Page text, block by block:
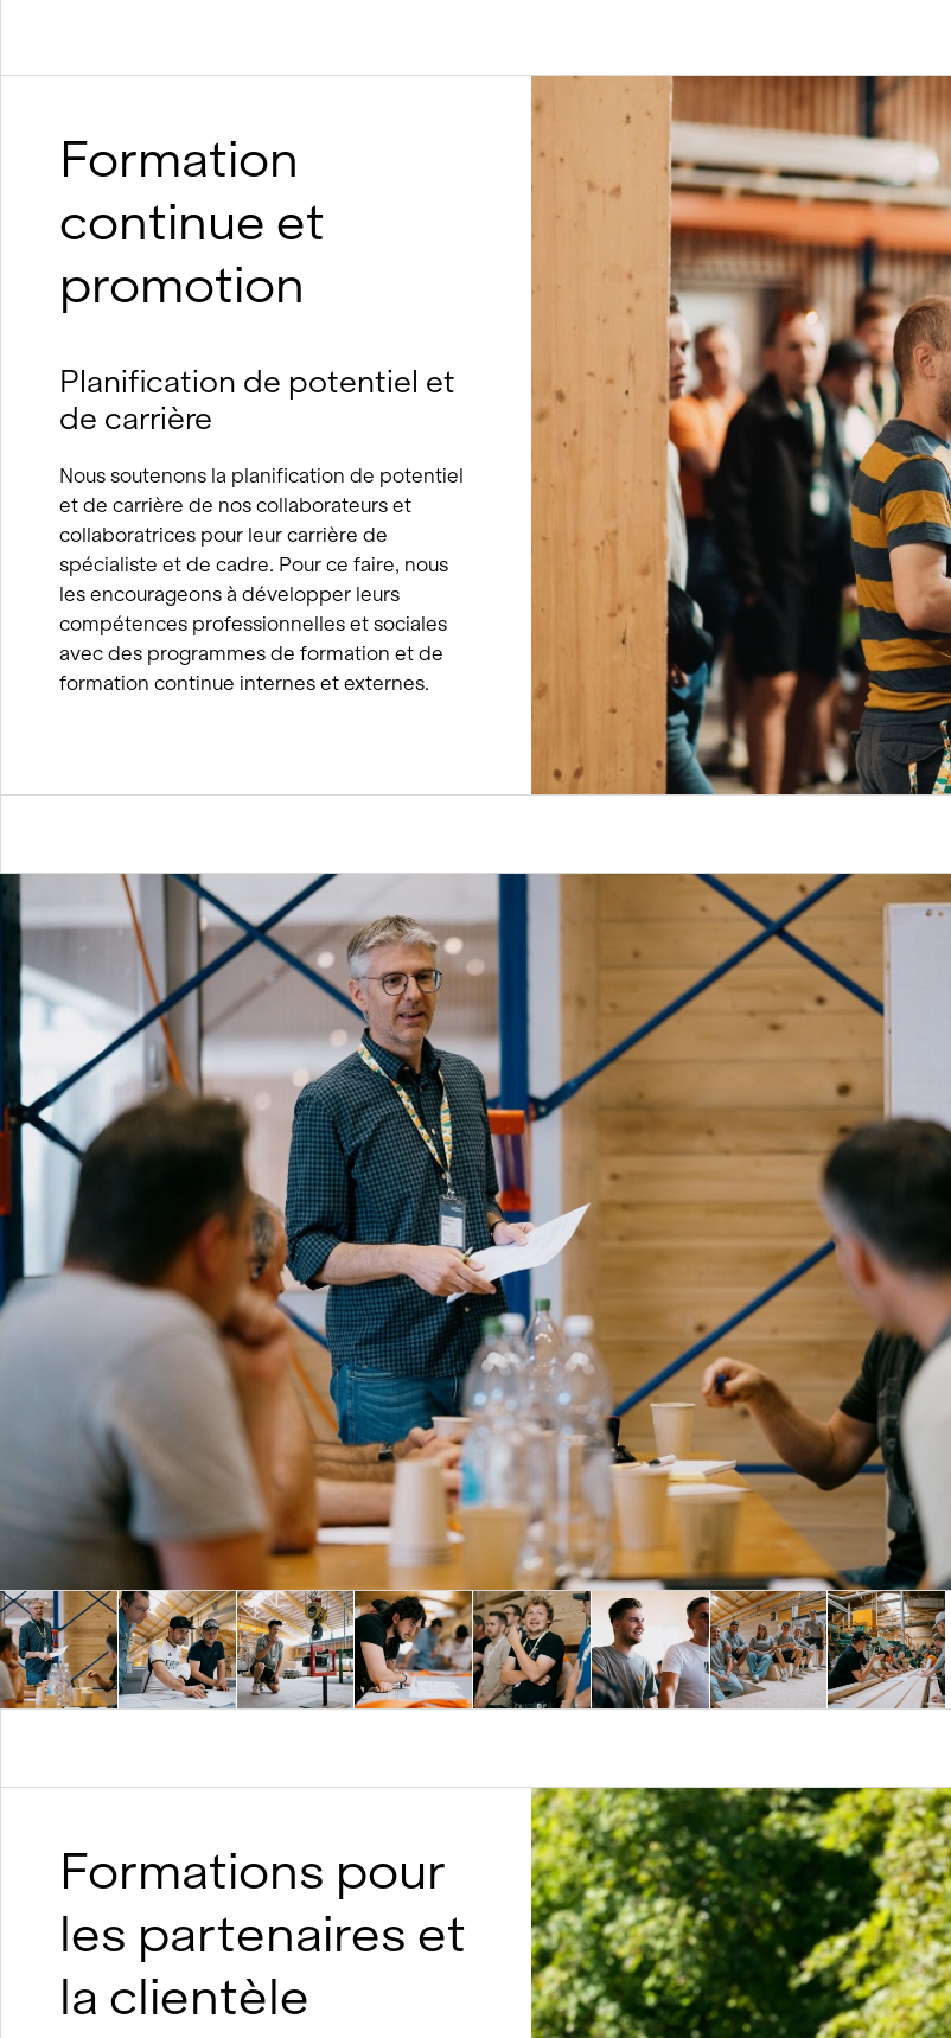
Formation
continue et
promotion
Planification de potentiel et
de carrière
Nous soutenons la planification de potentiel
et de carrière de nos collaborateurs et
collaboratrices pour leur carrière de
spécialiste et de cadre. Pour ce faire, nous
les encourageons à développer leurs
compétences professionnelles et sociales
avec des programmes de formation et de
formation continue internes et externes.
Formations pour
les partenaires et
la clientèle